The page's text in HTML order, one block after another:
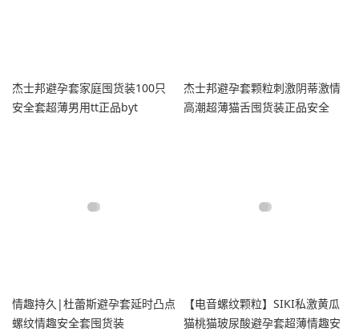
杰士邦避孕套家庭囤货装100只
安全套超薄男用tt正品byt
杰士邦避孕套颗粒刺激阴蒂激情
高潮超薄猫舌囤货装正品安全
情趣持久|杜蕾斯避孕套延时凸点
螺纹情趣安全套囤货装
【电音螺纹颗粒】SIKI私激黄瓜
猫桃猫玻尿酸避孕套超薄情趣安